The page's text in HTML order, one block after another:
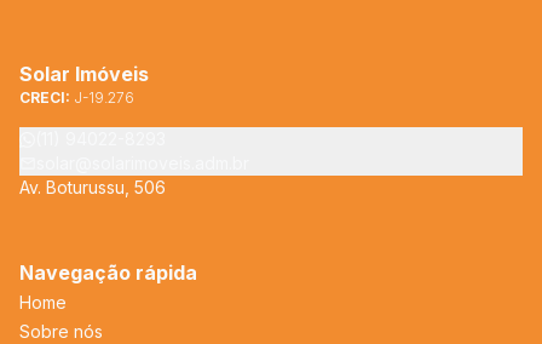
Solar Imóveis
CRECI: J-19.276
Av. Boturussu, 506
Navegação rápida
Home
Sobre nós